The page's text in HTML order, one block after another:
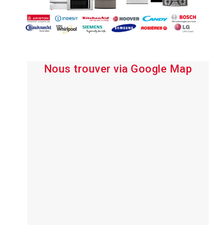
Nous trouver via Google Map